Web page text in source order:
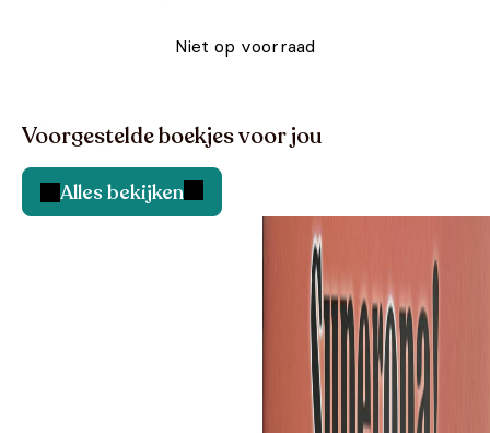
Niet op voorraad
Voorgestelde boekjes voor jou
Alles bekijken